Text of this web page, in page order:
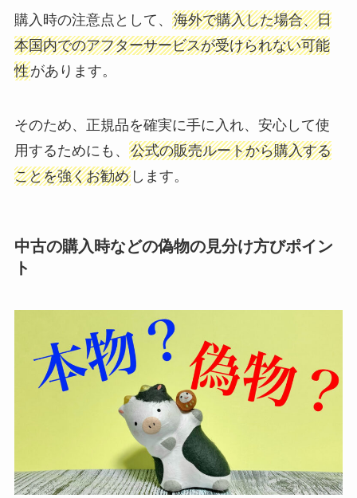
購入時の注意点として、 海外で購入した場合、日
本国内でのアフターサービスが受けられない可能
性があります。
そのため、正規品を確実に手に入れ、安心して使
用するためにも、 公式の販売ルートから購入する
ことを強くお勧めします。
中古の購入時などの偽物の見分け方びポイン
ト